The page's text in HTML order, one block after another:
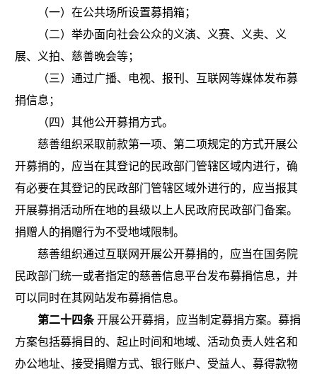
（一）在公共场所设置募捐箱；
（二）举办面向社会公众的义演、义赛、义卖、义
展、义拍、慈善晚会等；
（三）通过广播、电视、报刊、互联网等媒体发布募
捐信息；
（四）其他公开募捐方式。
慈善组织采取前款第一项、第二项规定的方式开展公
开募捐的，应当在其登记的民政部门管辖区域内进行，确
有必要在其登记的民政部门管辖区域外进行的，应当报其
开展募捐活动所在地的县级以上人民政府民政部门备案。
捐赠人的捐赠行为不受地域限制。
慈善组织通过互联网开展公开募捐的，应当在国务院
民政部门统一或者指定的慈善信息平台发布募捐信息，并
可以同时在其网站发布募捐信息。
第二十四条开展公开募捐，应当制定募捐方案。募捐
方案包括募捐目的、起止时间和地域、活动负责人姓名和
办公地址、接受捐赠方式、银行账户、受益人、募得款物